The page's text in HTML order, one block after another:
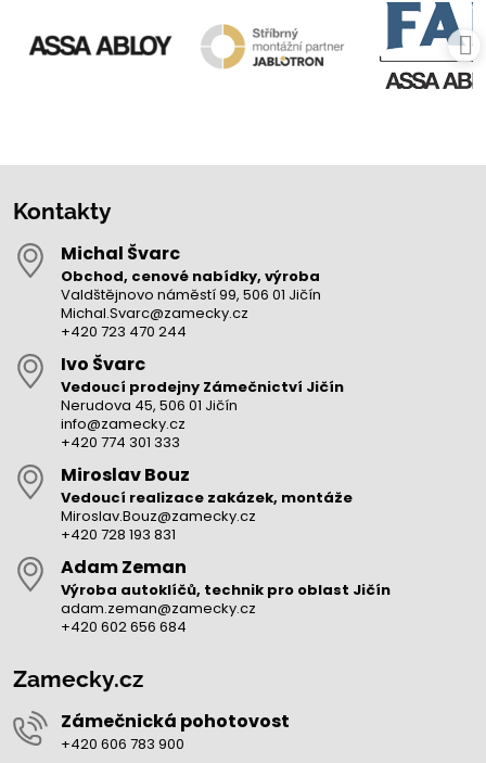
Kontakty
Michal Švarc
Obchod, cenové nabídky, výroba
Valdštějnovo náměstí 99, 506 01 Jičín
Michal.Svarc@zamecky.cz
+420 723 470 244
Ivo Švarc
Vedoucí prodejny Zámečnictví Jičín
Nerudova 45, 506 01 Jičín
info@zamecky.cz
+420 774 301 333
Miroslav Bouz
Vedoucí realizace zakázek, montáže
Miroslav.Bouz@zamecky.cz
+420 728 193 831
Adam Zeman
Výroba autoklíčů, technik pro oblast Jičín
adam.zeman@zamecky.cz
+420 602 656 684
Zamecky.cz
Zámečnická pohotovost
+420 606 783 900